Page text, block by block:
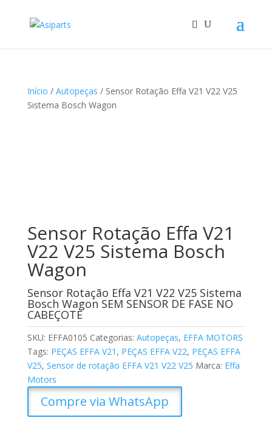
Início / Autopeças / Sensor Rotação Effa V21 V22 V25
Sistema Bosch Wagon
Sensor Rotação Effa V21
V22 V25 Sistema Bosch
Wagon
Sensor Rotação Effa V21 V22 V25 Sistema
Bosch Wagon SEM SENSOR DE FASE NO
CABEÇOTE
SKU: EFFA0105 Categorias: Autopeças, EFFA MOTORS
Tags: PEÇAS EFFA V21 , PEÇAS EFFA V22, PEÇAS EFFA
V25, Sensor de rotação EFFA V21 V22 V25 Marca: Effa
Motors
Compre via WhatsApp